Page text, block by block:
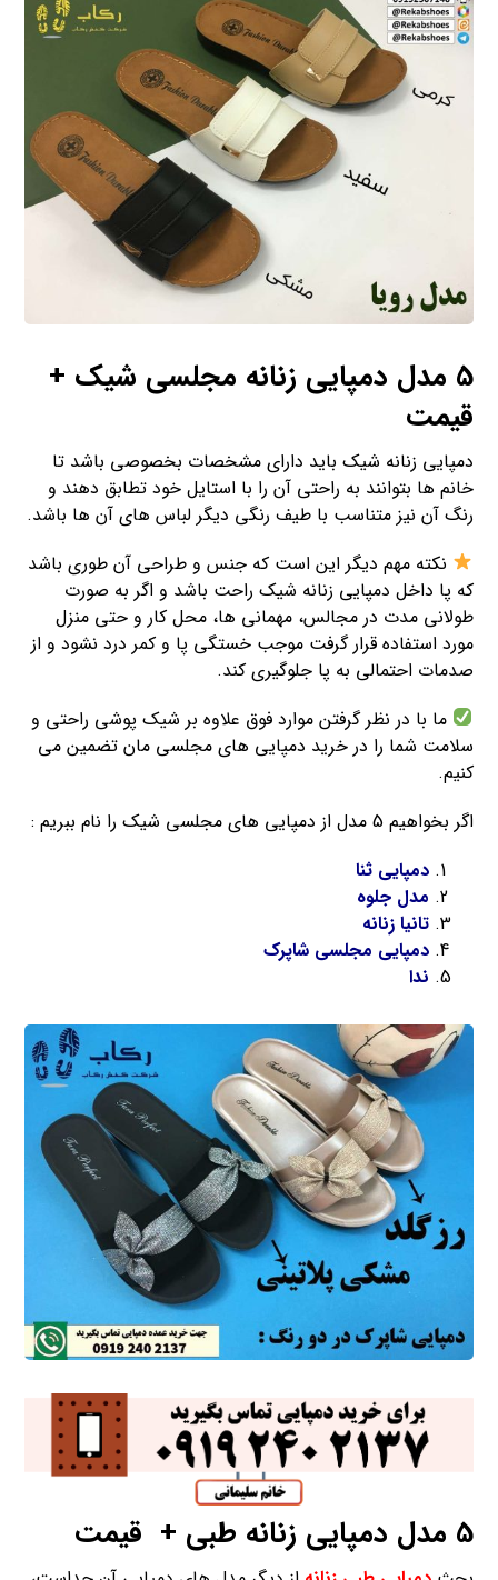
5 مدل دمپایی زنانه مجلسی شیک +
قیمت
دمپایی زنانه شیک باید دارای مشخصات بخصوصی باشد تا
خانم ها بتوانند به راحتی آن را با استایل خود تطابق دهند و
رنگ آن نیز متناسب با طیف رنگی دیگر لباس های آن ها باشد.
نکته مهم دیگر این است که جنس و طراحی آن طوری باشد
که پا داخل دمپایی زنانه شیک راحت باشد و اگر به صورت
طولانی مدت در مجالس، مهمانی ها، محل کار و حتی منزل
مورد استفاده قرار گرفت موجب خستگی پا و کمر درد نشود و از
صدمات احتمالی به پا جلوگیری کند.
ما با در نظر گرفتن موارد فوق علاوه بر شیک پوشی راحتی و
سلامت شما را در خرید دمپایی های مجلسی مان تضمین می
کنیم.
اگر بخواهیم 5 مدل از دمپایی های مجلسی شیک را نام ببریم :
دمپایی ثنا
مدل جلوه
تانیا زنانه
دمپایی مجلسی شاپرک
ندا
5 مدل دمپایی زنانه طبی + قیمت